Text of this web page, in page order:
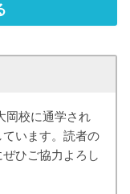
岡校に通学され
います。読者の
ひご協力よろし